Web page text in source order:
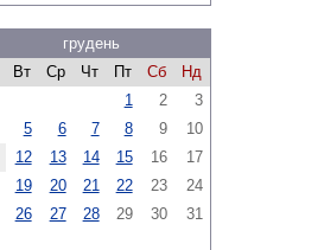
грудень
Вт Ср Чт Пт Сб
Нд
1
2
3
5 6 7 8 9
10
12 13 14 15 16
17
19 20 21 22 23
24
26 27 28 29 30 31